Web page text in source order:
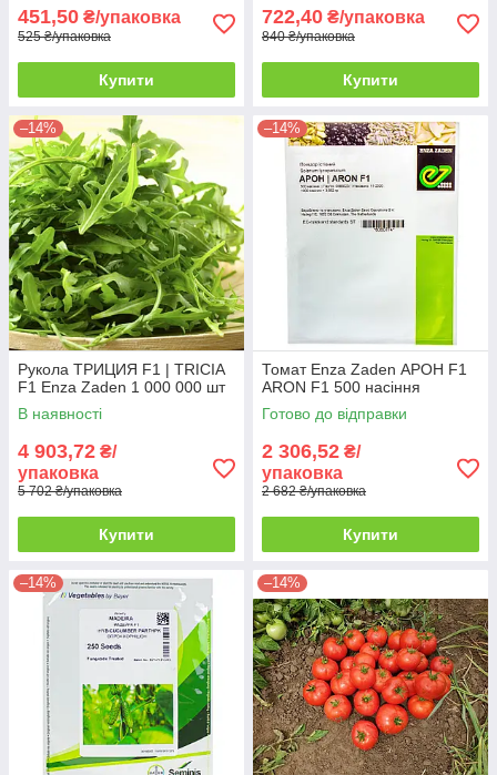
451,50 ₴/упаковка
525 ₴/упаковка
Купити
722,40 ₴/упаковка
840 ₴/упаковка
Купити
–14%
Рукола ТРИЦИЯ F1 | TRICIA
F1 Enza Zaden 1 000 000 шт
В наявності
4 903,72 ₴/
упаковка
5 702 ₴/упаковка
Купити
–14%
Томат Enza Zaden АРОН F1
ARON F1 500 насіння
Готово до відправки
2 306,52 ₴/
упаковка
2 682 ₴/упаковка
Купити
–14% –14%